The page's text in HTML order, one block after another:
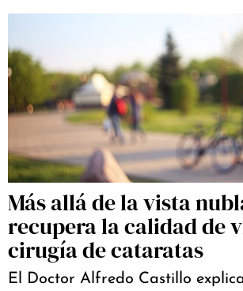
Más allá de la vista
recupera la calidad de
cirugía de cataratas
El Doctor Alfredo Castillo